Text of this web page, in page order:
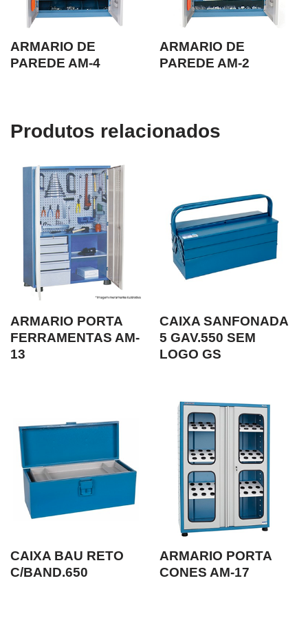
ARMARIO DE
PAREDE AM-4
ARMARIO DE
PAREDE AM-2
Produtos relacionados
ARMARIO PORTA
FERRAMENTAS AM-
13
CAIXA SANFONADA
5 GAV.550 SEM
LOGO GS
CAIXA BAU RETO
C/BAND.650
ARMARIO PORTA
CONES AM-17